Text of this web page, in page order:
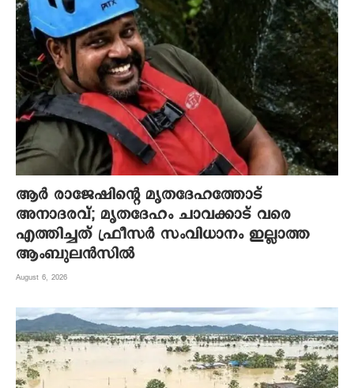
ആര്‍ രാജേഷിന്റെ മൃതദേഹത്തോട്
അനാദരവ്; മൃതദേഹം ചാവക്കാട് വരെ
എത്തിച്ചത് ഫ്രീസര്‍ സംവിധാനം ഇല്ലാത്ത
ആംബുലന്‍സില്‍
August 6, 2026